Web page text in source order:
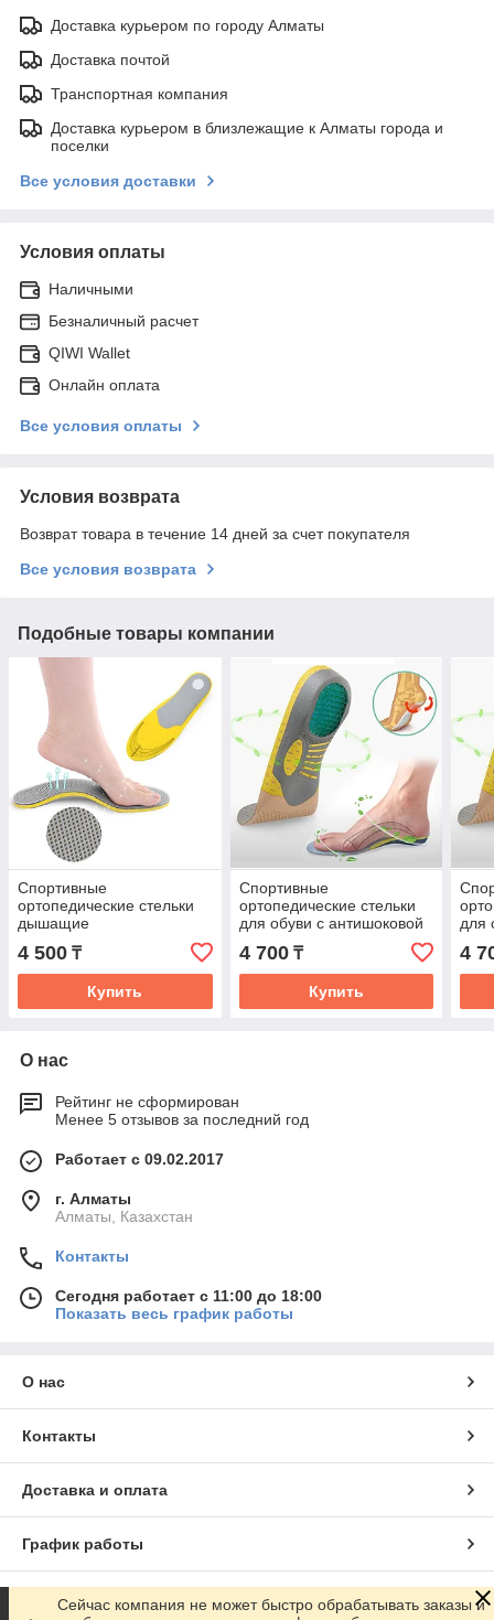
Доставка курьером по городу Алматы
Доставка почтой
Транспортная компания
Доставка курьером в близлежащие к Алматы города и
поселки
Все условия доставки
Условия оплаты
Наличными
Безналичный расчет
QIWI Wallet
Онлайн оплата
Все условия оплаты
Условия возврата
Возврат товара в течение 14 дней за счет покупателя
Все условия возврата
Подобные товары компании
Спортивные
ортопедические стельки
дышащие
4 500 ₸
Купить
Спортивные
ортопедические стельки
для обуви с антишоковой
защитой пятки размер 35-
40
4 700₸
Купить
для
46
4
О нас
Рейтинг не сформирован
Менее 5 отзывов за последний год
Работает с 09.02.2017
г. Алматы
Алматы, Казахстан
Контакты
Сегодня работает с 11:00 до 18:00
Показать весь график работы
О нас
Контакты
Доставка и оплата
График работы
Полная версия сайта
Сейчас компания не может быстро обрабатывать заказы и